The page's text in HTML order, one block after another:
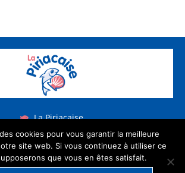
La Piriacaise
Vieux Moulin 44420 Piriac sur Mer
02 40 23 15 22
cookies pour vous garantir la meilleure
site web. Si vous continuez à utiliser ce
que vous en êtes satisfait.